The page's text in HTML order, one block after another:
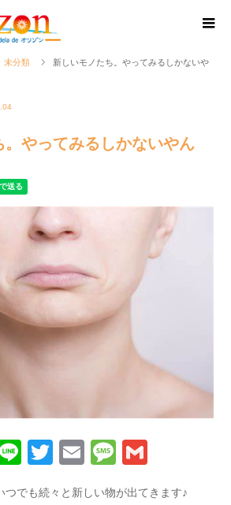
未分類
新しいモノたち。やってみるしかないや
。やってみるしかないやん
LineTwitter
EmailMessage
つでも続々と新しい物が出てきます♪